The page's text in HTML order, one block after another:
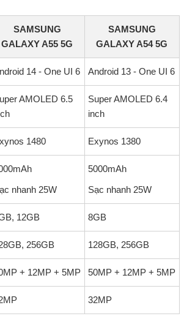
SAMSUNG
GALAXY A55 5G
SAMSUNG
GALAXY A54 5G
14 - One UI 6 Android 13 - One UI 6
AMOLED 6.5
Super AMOLED 6.4
inch
1480 Exynos 1380
nhanh 25W
5000mAh
Sạc nhanh 25W
12GB 8GB
256GB 128GB, 256GB
+ 12MP + 5MP 50MP + 12MP + 5MP
32MP